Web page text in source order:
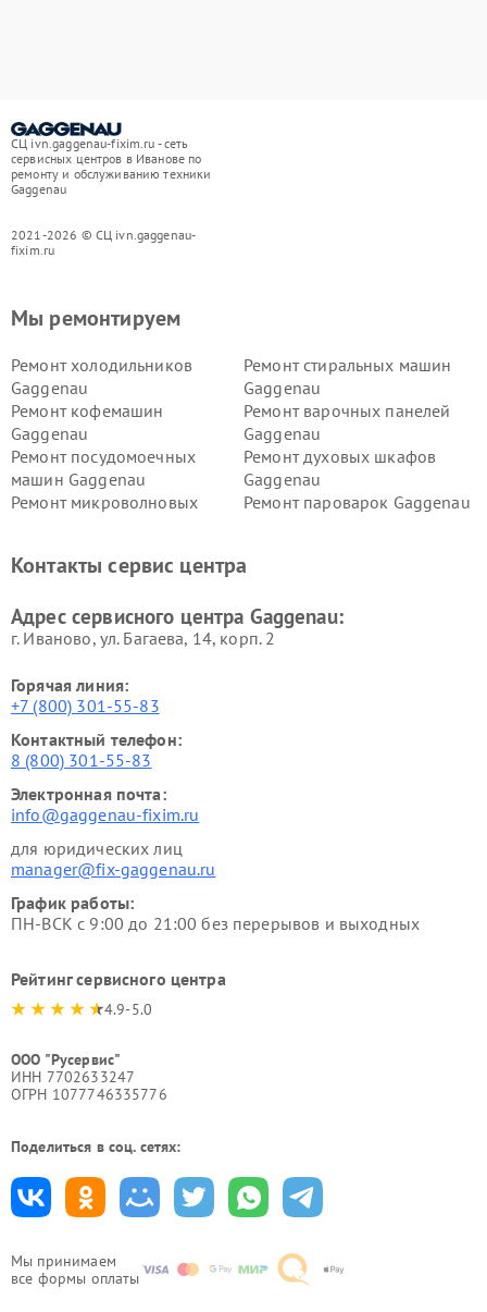
СЦ ivn.gaggenau-fixim.ru - сеть
сервисных центров в Иванове по
ремонту и обслуживанию техники
Gaggenau
2021-2026 © СЦ ivn.gaggenau-
fixim.ru
Мы принимаем
все формы оплаты
Мы ремонтируем
Ремонт холодильников
Gaggenau
Ремонт стиральных машин
Gaggenau
Ремонт кофемашин
Gaggenau
Ремонт варочных панелей
Gaggenau
Ремонт посудомоечных
машин Gaggenau
Ремонт духовых шкафов
Gaggenau
Ремонт микроволновых
Ремонт пароварок Gaggenau
Контакты сервис центра
Адрес сервисного центра Gaggenau:
г. Иваново, ул. Багаева, 14, корп. 2
Горячая линия:
+7 (800) 301-55-83
Контактный телефон:
8 (800) 301-55-83
Электронная почта:
info@gaggenau-fixim.ru
для юридических лиц
manager@fix-gaggenau.ru
График работы:
ПН-ВСК с 9:00 до 21:00 без перерывов и выходных
Рейтинг сервисного центра
4.9-5.0
ООО "Русервис"
ИНН 7702633247
ОГРН 1077746335776
Поделиться в соц. сетях: